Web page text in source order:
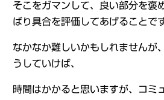
そこをガマンして、良い部分を褒
ばり具合を評価してあげることです
なかなか難しいかもしれませんが
うしていけば、
時間はかかると思いますが、コミ